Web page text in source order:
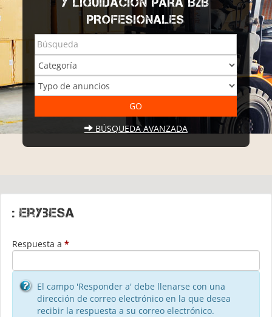
PROFESIONALES
BÚSQUEDA AVANZADA
: erybesa
Respuesta a *
El campo 'Responder a' debe llenarse con una
dirección de correo electrónico en la que desea
recibir la respuesta a su correo electrónico.